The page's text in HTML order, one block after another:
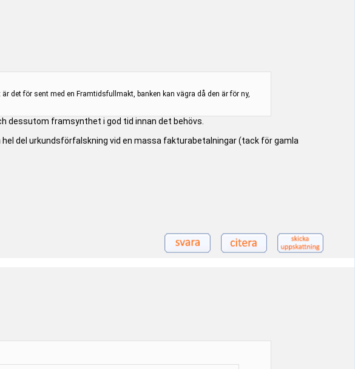
det för sent med en Framtidsfullmakt, banken kan vägra då den är för ny,
framsynthet i god tid innan det behövs.
del urkundsförfalskning vid en massa fakturabetalningar (tack för gamla